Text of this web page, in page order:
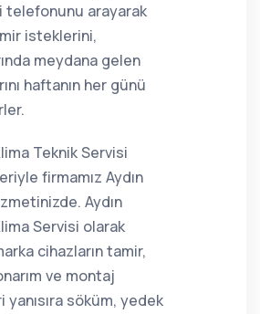
telefonunu arayarak
isteklerini,
meydana gelen
haftanın her günü
Teknik Servisi
firmamız Aydın
Aydın
Servisi olarak
cihazların tamir,
ve montaj
yanısıra söküm, yedek